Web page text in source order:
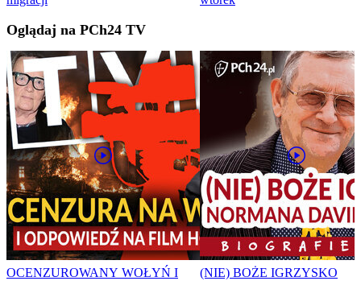
Oglądaj na PCh24 TV
OCENZUROWANY WOŁYŃ I
(NIE) BOŻE IGRZYSKO